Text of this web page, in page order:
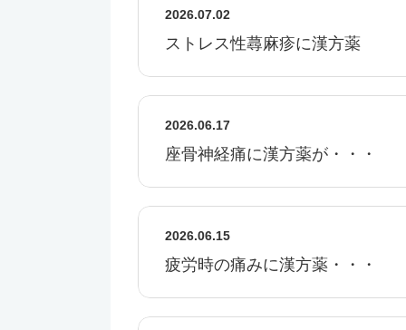
2026.07.02
ストレス性蕁麻疹に漢方薬
2026.06.17
座骨神経痛に漢方薬が・・・
2026.06.15
疲労時の痛みに漢方薬・・・